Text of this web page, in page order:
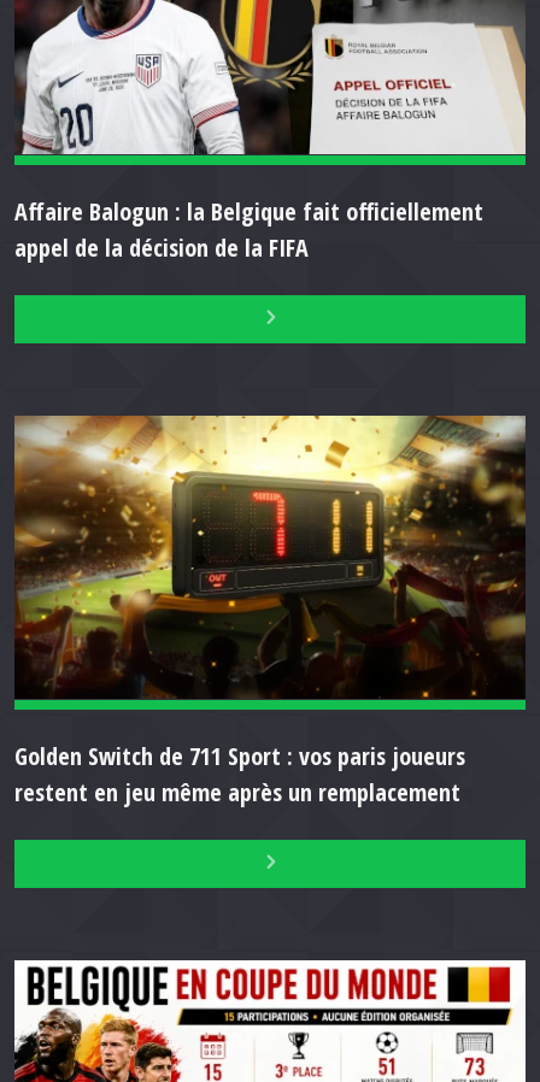
Affaire Balogun : la Belgique fait officiellement
appel de la décision de la FIFA
Golden Switch de 711 Sport : vos paris joueurs
restent en jeu même après un remplacement